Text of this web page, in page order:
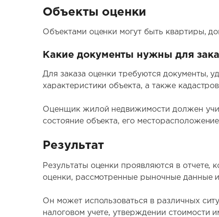
Объекты оценки
Объектами оценки могут быть квартиры,
Какие документы нужны для
Для заказа оценки требуются документы,
характеристики объекта, а также
Оценщик жилой недвижимости должен
состояние объекта, его
Результат
Результаты оценки проявляются в
оценки, рассмотренные рыночные данные
Он может использоваться в различных
налоговом учете, утверждении стоимости